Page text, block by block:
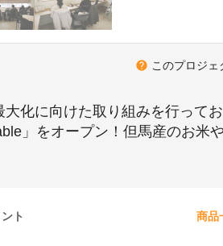
help このプロジェ
化に向けた取り組みを行って
」をオープン！但馬産のお米
ト 商品